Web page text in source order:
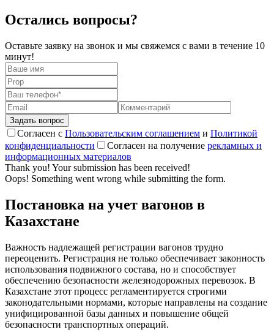
Остались вопросы?
Оставьте заявку на звонок и мы свяжемся с вами в течение 10
минут!
Согласен с Пользовательским соглашением и Политикой
конфиденциальности
Согласен на получение рекламных и
информационных материалов
Thank you! Your submission has been received!
Oops! Something went wrong while submitting the form.
Постановка на учет вагонов в
Казахстане
Важность надлежащей регистрации вагонов трудно
переоценить. Регистрация не только обеспечивает законность
использования подвижного состава, но и способствует
обеспечению безопасности железнодорожных перевозок. В
Казахстане этот процесс регламентируется строгими
законодательными нормами, которые направлены на создание
унифицированной базы данных и повышение общей
безопасности транспортных операций.